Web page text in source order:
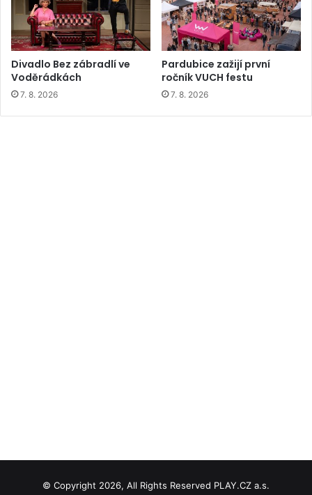
Divadlo Bez zábradlí ve
Voděrádkách
7. 8. 2026
Pardubice zažijí první
ročník VUCH festu
7. 8. 2026
© Copyright 2026, All Rights Reserved PLAY.CZ a.s.